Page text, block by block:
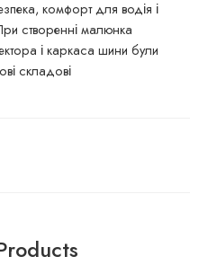
комфорт для водія і
створенні малюнка
і каркаса шини були
складові